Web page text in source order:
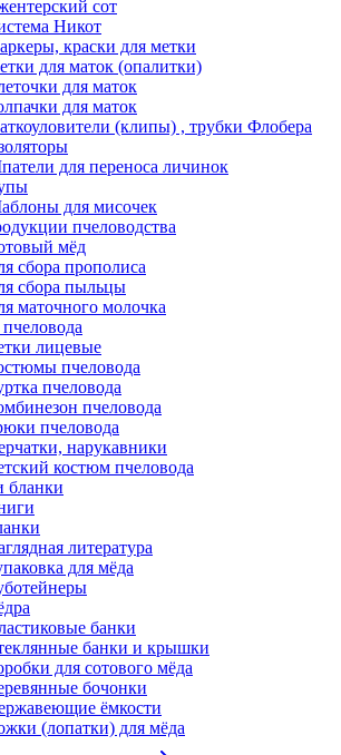
сот
Никот
краски для метки
для маток (опалитки)
для маток
для маток
(клипы) , трубки Флобера
для переноса личинок
для мисочек
пчеловодства
мёд
сбора прополиса
сбора пыльцы
маточного молочка
лицевые
пчеловода
пчеловода
пчеловода
пчеловода
нарукавники
костюм пчеловода
бланки
литература
для мёда
банки
банки и крышки
для сотового мёда
бочонки
ёмкости
(лопатки) для мёда